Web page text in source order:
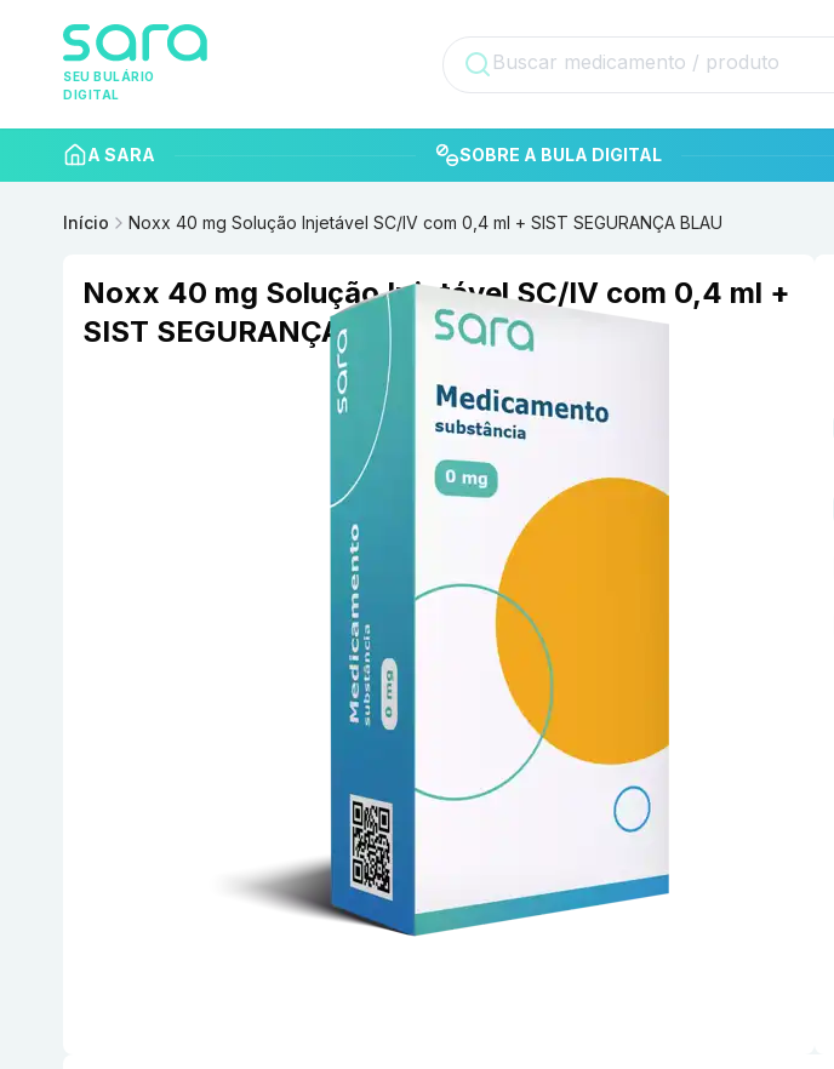
SEU BULÁRIO
DIGITAL
A SARA SOBRE A BULA DIGITAL
Início Noxx 40 mg Solução Injetável SC/IV com 0,4 ml + SIST SEGURANÇA BLAU
Noxx 40 mg Solução Injetável SC/IV com 0,4 ml +
SIST SEGURANÇA BLAU